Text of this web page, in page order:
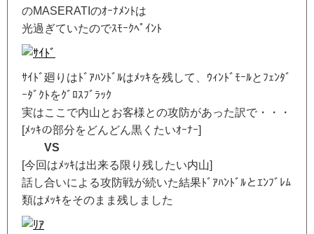
のMASERATIのｵｰﾅﾒﾝﾄは
光過ぎていたのでｽﾓｰｸﾍﾟｲﾝﾄ
ｻｲﾄﾞ廻りはﾄﾞｱﾊﾝﾄﾞﾙはﾒｯｷを残して、ｳｨﾝﾄﾞﾓｰﾙとﾌｪﾝﾀﾞ
ｰﾀﾞｸﾄをｸﾞﾛｽﾌﾞﾗｯｸ
実はここで内山とお客様との攻防があった訳で・・・
[ﾒｯｷの部分をどんどん黒くたいｵｰﾅｰ]
VS
[今回はﾒｯｷは出来る限り残したい内山]
話し合いによる攻防戦が続いた結果ﾄﾞｱﾊﾝﾄﾞﾙとｴﾝﾌﾞﾚﾑ
類はﾒｯｷをそのまま残しました